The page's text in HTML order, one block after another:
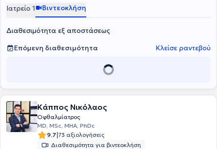
Ιατρείο 1 Βιντεοκλήση
Διαθεσιμότητα εξ αποστάσεως
Επόμενη διαθεσιμότητα
Κλείσε ραντεβού
Κάππος Νικόλαος
Οφθαλμίατρος
MD, MSc, MHA, PhDc
9.7|73 αξιολογήσεις
Διαθεσιμότητα για βιντεοκλήση